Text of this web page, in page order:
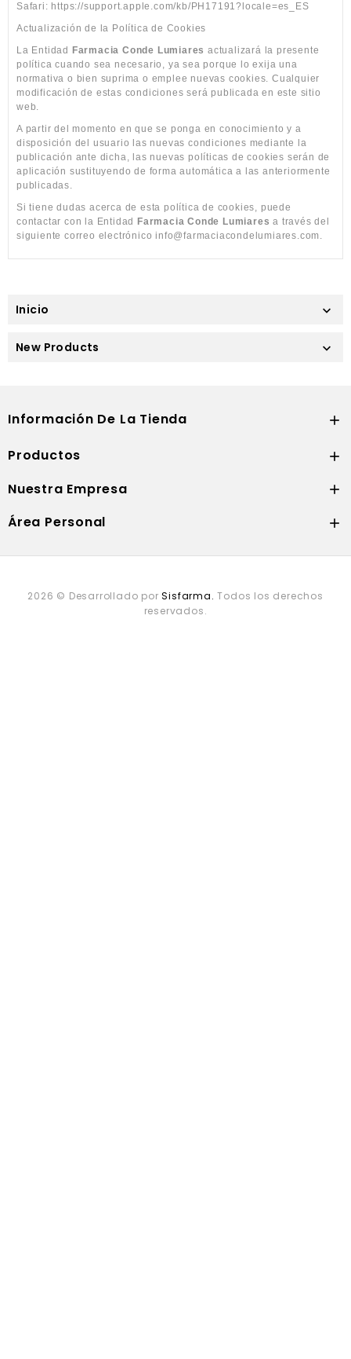
Safari: https://support.apple.com/kb/PH17191?locale=es_ES
Actualización de la Política de Cookies
La Entidad
Farmacia Conde Lumiares actualizará la presente
política cuando sea necesario, ya sea porque lo exija una
normativa o bien suprima o emplee nuevas cookies. Cualquier
modificación de estas condiciones será publicada en este sitio
web.
A partir del momento en que se ponga en conocimiento y a
disposición del usuario las nuevas condiciones mediante la
publicación ante dicha, las nuevas políticas de cookies serán de
aplicación sustituyendo de forma automática a las anteriormente
publicadas.
Si tiene dudas acerca de esta política de cookies, puede
contactar con la Entidad
Farmacia Conde Lumiares a través del
siguiente correo electrónico info@farmaciacondelumiares.com.
Inicio 
New Products 
Información De La Tienda 
Productos 
Nuestra Empresa 
Área Personal 
2026 © Desarrollado porSisfarma. Todos los derechos
reservados.